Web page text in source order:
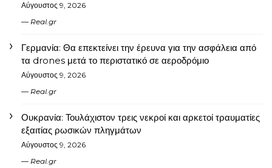
Αύγουστος 9, 2026
Real.gr
Γερμανία: Θα επεκτείνει την έρευνα για την ασφάλεια από
τα drones μετά το περιστατικό σε αεροδρόμιο
Αύγουστος 9, 2026
Real.gr
Ουκρανία: Τουλάχιστον τρεις νεκροί και αρκετοί τραυματίες
εξαιτίας ρωσικών πληγμάτων
Αύγουστος 9, 2026
Real.gr